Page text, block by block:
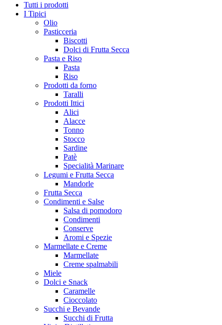
Tutti i prodotti
I Tipici
Olio
Pasticceria
Biscotti
Dolci di Frutta Secca
Pasta e Riso
Pasta
Riso
Prodotti da forno
Taralli
Prodotti Ittici
Alici
Alacce
Tonno
Stocco
Sardine
Patè
Specialità Marinare
Legumi e Frutta Secca
Mandorle
Frutta Secca
Condimenti e Salse
Salsa di pomodoro
Condimenti
Conserve
Aromi e Spezie
Marmellate e Creme
Marmellate
Creme spalmabili
Miele
Dolci e Snack
Caramelle
Cioccolato
Succhi e Bevande
Succhi di Frutta